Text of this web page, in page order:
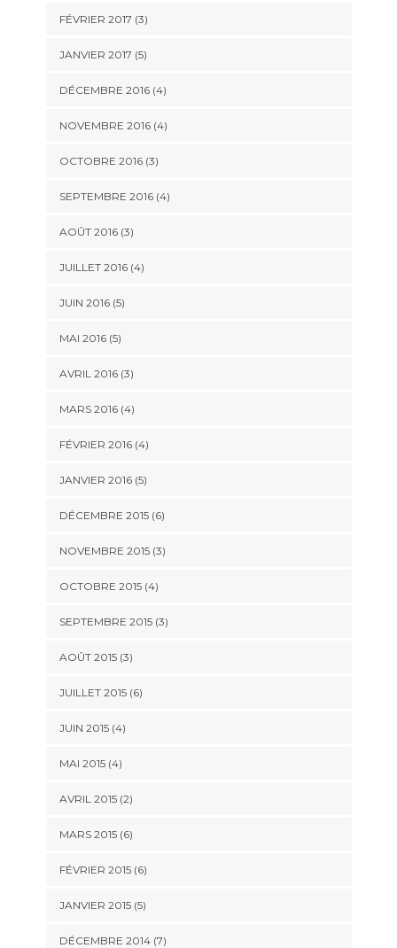
FÉVRIER 2017 (3)
JANVIER 2017 (5)
DÉCEMBRE 2016(4)
NOVEMBRE 2016(4)
OCTOBRE 2016(3)
SEPTEMBRE 2016(4)
AOÛT 2016(3)
JUILLET 2016(4)
JUIN 2016(5)
MAI 2016(5)
AVRIL 2016(3)
MARS 2016(4)
FÉVRIER 2016(4)
JANVIER 2016(5)
DÉCEMBRE 2015(6)
NOVEMBRE 2015(3)
OCTOBRE 2015(4)
SEPTEMBRE 2015(3)
AOÛT 2015(3)
JUILLET 2015(6)
JUIN 2015(4)
MAI 2015(4)
AVRIL 2015(2)
MARS 2015(6)
FÉVRIER 2015(6)
JANVIER 2015(5)
DÉCEMBRE 2014(7)